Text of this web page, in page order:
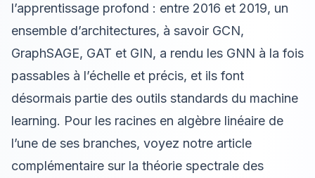
l’apprentissage profond : entre 2016 et 2019, un
ensemble d’architectures, à savoir GCN,
GraphSAGE, GAT et GIN, a rendu les GNN à la fois
passables à l’échelle et précis, et ils font
désormais partie des outils standards du machine
learning. Pour les racines en algèbre linéaire de
l’une de ses branches, voyez notre article
complémentaire sur la théorie spectrale des